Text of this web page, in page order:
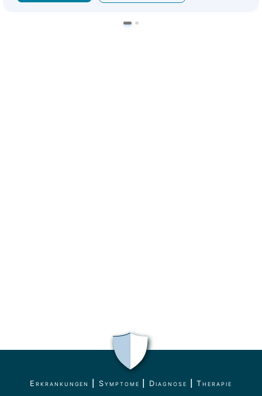
Erkrankungen Symptome Diagnose |Therapie